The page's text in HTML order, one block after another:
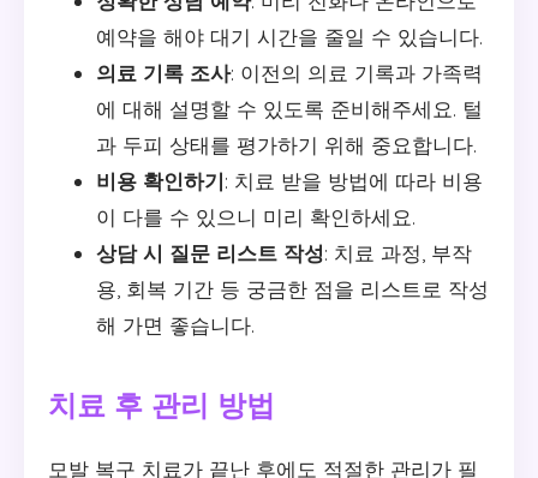
예약을 해야 대기 시간을 줄일 수 있습니다.
의료 기록 조사: 이전의 의료 기록과 가족력
에 대해 설명할 수 있도록 준비해주세요. 털
과 두피 상태를 평가하기 위해 중요합니다.
비용 확인하기: 치료 받을 방법에 따라 비용
이 다를 수 있으니 미리 확인하세요.
상담 시 질문 리스트 작성: 치료 과정, 부작
용, 회복 기간 등 궁금한 점을 리스트로 작성
해 가면 좋습니다.
치료 후 관리 방법
모발 복구 치료가 끝난 후에도 적절한 관리가 필